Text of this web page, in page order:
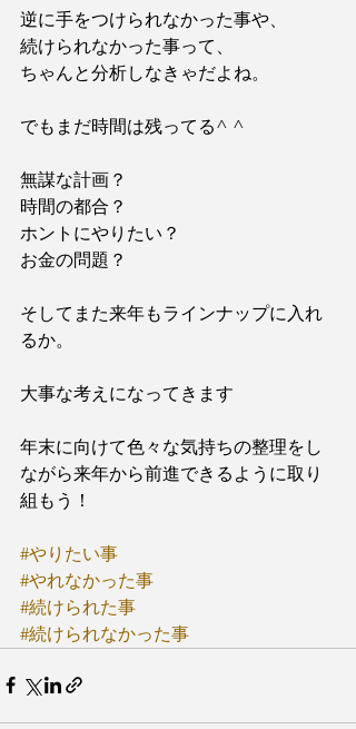
逆に手をつけられなかった事や、
続けられなかった事って、
ちゃんと分析しなきゃだよね。
でもまだ時間は残ってる^ ^
無謀な計画？
時間の都合？
ホントにやりたい？
お金の問題？
そしてまた来年もラインナップに入れ
るか。
大事な考えになってきます
年末に向けて色々な気持ちの整理をし
ながら来年から前進できるように取り
組もう！
#やりたい事
#やれなかった事
#続けられた事
#続けられなかった事